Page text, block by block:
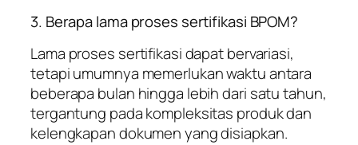
3. Berapa lama proses sertifikasi BPOM?
Lama proses sertifikasi dapat bervariasi,
tetapi umumnya memerlukan waktu antara
beberapa bulan hingga lebih dari satu tahun,
tergantung pada kompleksitas produk dan
kelengkapan dokumen yang disiapkan.